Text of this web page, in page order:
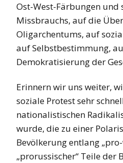
Ost-West-Färbungen und
Missbrauchs, auf die
Oligarchentums, auf
auf Selbstbestimmung,
Demokratisierung der
Erinnern wir uns weiter,
soziale Protest sehr
nationalistischen
wurde, die zu einer
Bevölkerung entlang
„prorussischer“ Teile der